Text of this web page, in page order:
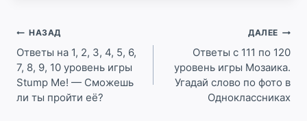
Навигация
по
записям
НАЗАД
Ответы на 1, 2, 3, 4, 5, 6,
7, 8, 9, 10 уровень игры
Stump Me! — Сможешь
ли ты пройти её?
ДАЛЕЕ
Ответы с 111 по 120
уровень игры Мозаика.
Угадай слово по фото в
Одноклассниках